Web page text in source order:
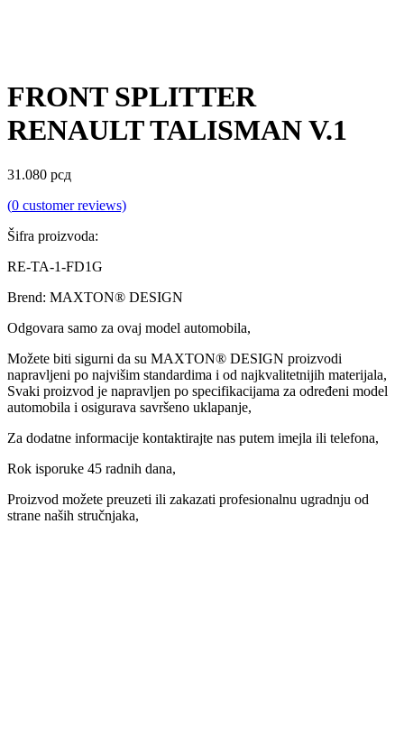
FRONT SPLITTER
RENAULT TALISMAN V.1
31.080 рсд
(0 customer reviews)
Šifra proizvoda:
RE-TA-1-FD1G
Brend: MAXTON® DESIGN
Odgovara samo za ovaj model automobila,
Možete biti sigurni da su MAXTON® DESIGN proizvodi
napravljeni po najvišim standardima i od najkvalitetnijih materijala,
Svaki proizvod je napravljen po specifikacijama za određeni model
automobila i osigurava savršeno uklapanje,
Za dodatne informacije kontaktirajte nas putem imejla ili telefona,
Rok isporuke 45 radnih dana,
Proizvod možete preuzeti ili zakazati profesionalnu ugradnju od
strane naših stručnjaka,